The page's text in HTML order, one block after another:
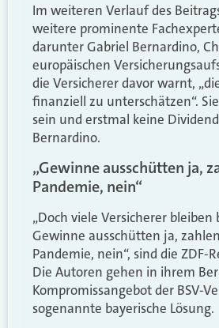
Im weiteren Verlauf des
weitere prominente
darunter Gabriel Bernardino,
europäischen
die Versicherer davor warnt,
finanziell zu unterschätzen“.
sein und erstmal keine
Bernardino.
„Gewinne ausschütten ja,
Pandemie, nein“
„Doch viele Versicherer bleiben
Gewinne ausschütten ja,
Pandemie, nein“, sind die ZDF-
Die Autoren gehen in ihrem
Kompromissangebot der BSV-
sogenannte bayerische Lösung.